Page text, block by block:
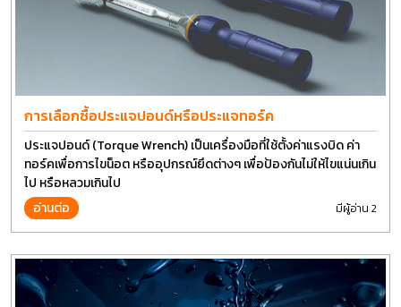
การเลือกซื้อประแจปอนด์หรือประแจทอร์ค
ประแจปอนด์ (Torque Wrench) เป็นเครื่องมือที่ใช้ตั้งค่าแรงบิด ค่า
ทอร์คเพื่อการไขน็อต หรืออุปกรณ์ยึดต่างๆ เพื่อป้องกันไม่ให้ไขแน่นเกิน
ไป หรือหลวมเกินไป
อ่านต่อ
มีผู้อ่าน 2